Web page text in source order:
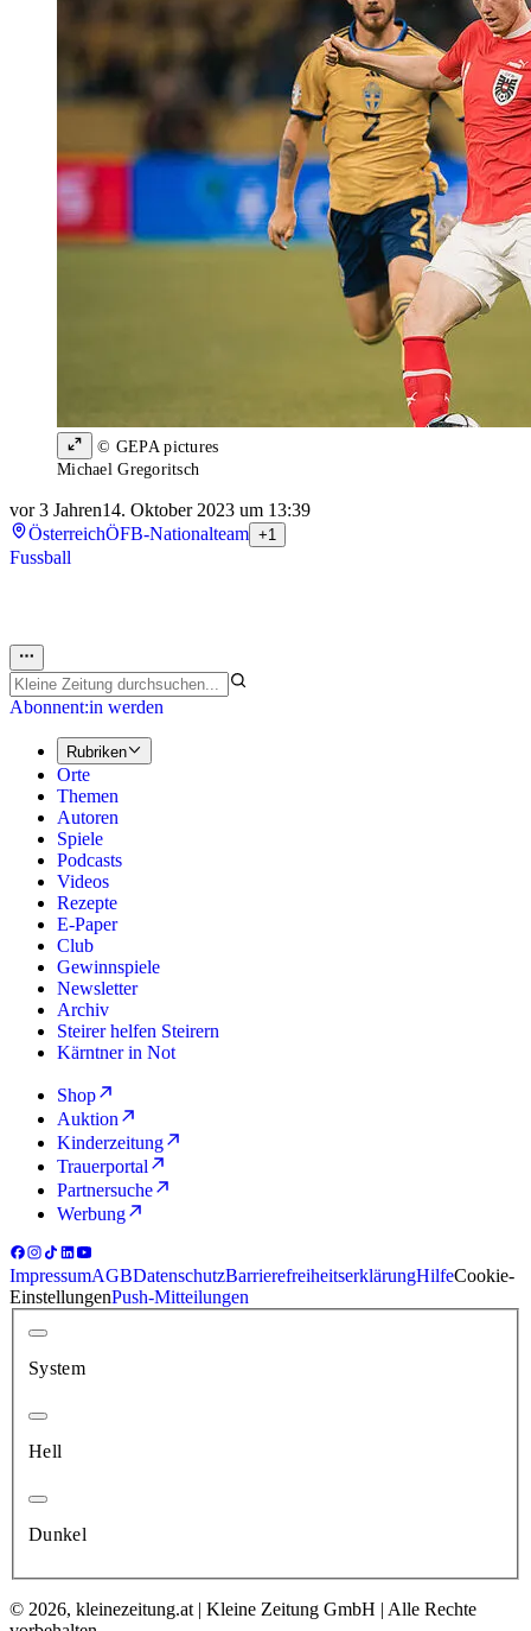
© GEPA pictures
Michael Gregoritsch
vor 3 Jahren14. Oktober 2023 um 13:39
ÖsterreichÖFB-Nationalteam +1
Fussball
Abonnent:in werden
Rubriken
Orte
Themen
Autoren
Spiele
Podcasts
Videos
Rezepte
E-Paper
Club
Gewinnspiele
Newsletter
Archiv
Steirer helfen Steirern
Kärntner in Not
Shop
Auktion
Kinderzeitung
Trauerportal
Partnersuche
Werbung
ImpressumAGBDatenschutzBarrierefreiheitserklärungHilfeCookie-
EinstellungenPush-Mitteilungen
System
Hell
Dunkel
© 2026, kleinezeitung.at | Kleine Zeitung GmbH | Alle Rechte